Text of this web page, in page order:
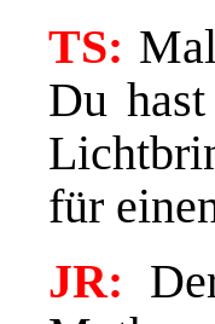
TS:
Du
für
JR: